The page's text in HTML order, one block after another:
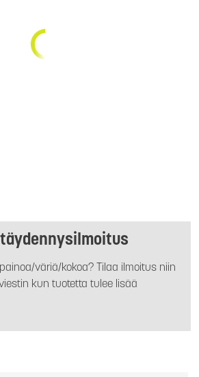
väriä/kokoa? Tilaa ilmoitus niin
kun tuotetta tulee lisää